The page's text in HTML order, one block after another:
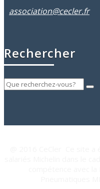
association@cecler.fr
Rechercher